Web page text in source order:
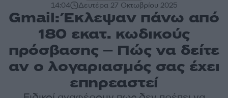
14:04 Δευτέρα 27 Οκτωβρίου 2025
Gmail: Έκλεψαν πάνω από
180 εκατ. κωδικούς
πρόσβασης – Πώς να δείτε
αν ο λογαριασμός σας έχει
επηρεαστεί